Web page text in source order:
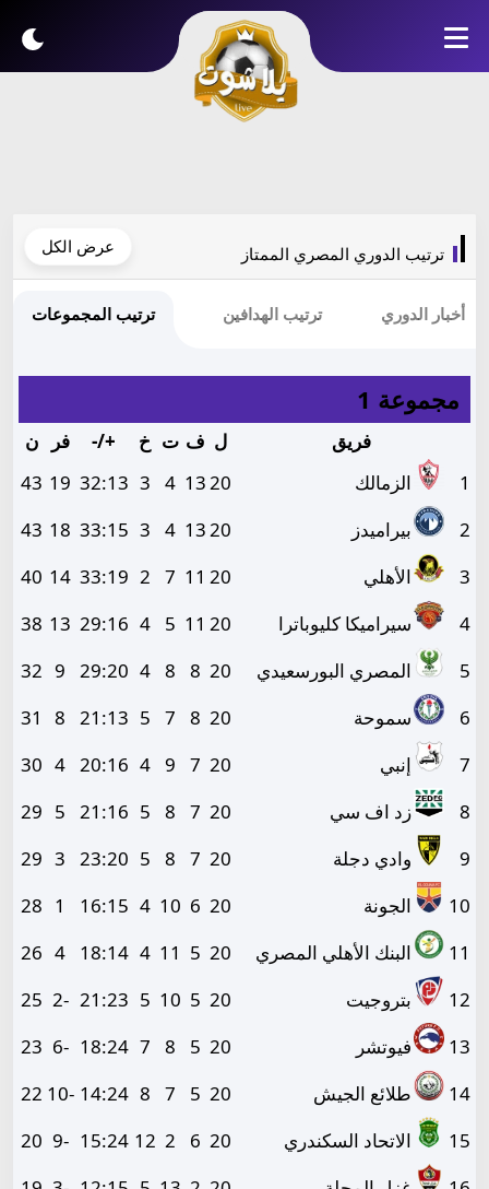
ترتيب الدوري المصري الممتاز عرض الكل
أخبار الدوري ترتيب الهدافين ترتيب المجموعات
مجموعة 1
فريق ل ف ت خ +/- فر
ن
1
الزمالك 20
13
4
3
32:13
19
43
2
بيراميدز 20
13
4
3
33:15
18
43
3
الأهلي 20
11
7
2
33:19
14
40
4
سيراميكا كليوباترا 20
11
5
4
29:16
13
38
5
المصري البورسعيدي 20
8
8
4
29:20
9
32
6
سموحة 20
8
7
5
21 :13
8
31
7
إنبي 20
7
9
4
20:16
4
30
8
زد اف سي 20
7
8
5
21 :16
5
29
9
وادي دجلة 20
7
8
5
23:20
3
29
10
الجونة 20
6
10
4
16:15
1
28
11
البنك الأهلي المصري 20
5
11
4
18:14
4
26
12
بتروجيت 20
5
10
5
21 :23
-2
25
13
فيوتشر 20
5
8
7
18:24
-6
23
14
طلائع الجيش 20
5
7
8
14:24
-10
22
15
الاتحاد السكندري 20
6
2
12
15:24
-9
20